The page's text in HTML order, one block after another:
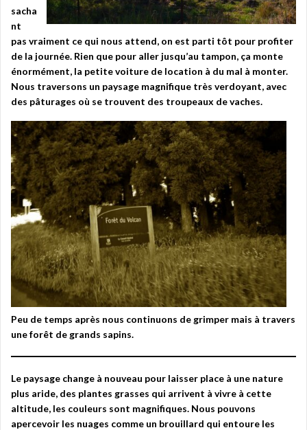
sacha
nt
pas vraiment ce qui nous attend, on est parti tôt pour profiter
de la journée. Rien que pour aller jusqu’au tampon, ça monte
énormément, la petite voiture de location à du mal à monter.
Nous traversons un paysage magnifique très verdoyant, avec
des pâturages où se trouvent des troupeaux de vaches.
Peu de temps après nous continuons de grimper mais à travers
une forêt de grands sapins.
Le paysage change à nouveau pour laisser place à une nature
plus aride, des plantes grasses qui arrivent à vivre à cette
altitude, les couleurs sont magnifiques. Nous pouvons
apercevoir les nuages comme un brouillard qui entoure les